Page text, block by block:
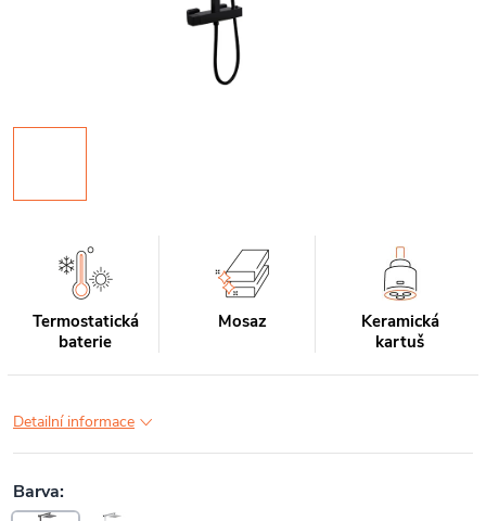
Termostatická
baterie
Mosaz
Keramická
kartuš
Detailní informace